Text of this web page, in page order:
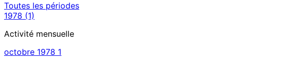
Toutes les périodes
1978 (1)
Activité mensuelle
octobre 1978 1